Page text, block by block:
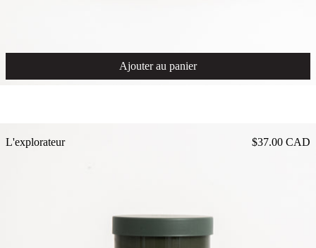
Ajouter au panier
L'explorateur
L'explorateur $37.00 CAD